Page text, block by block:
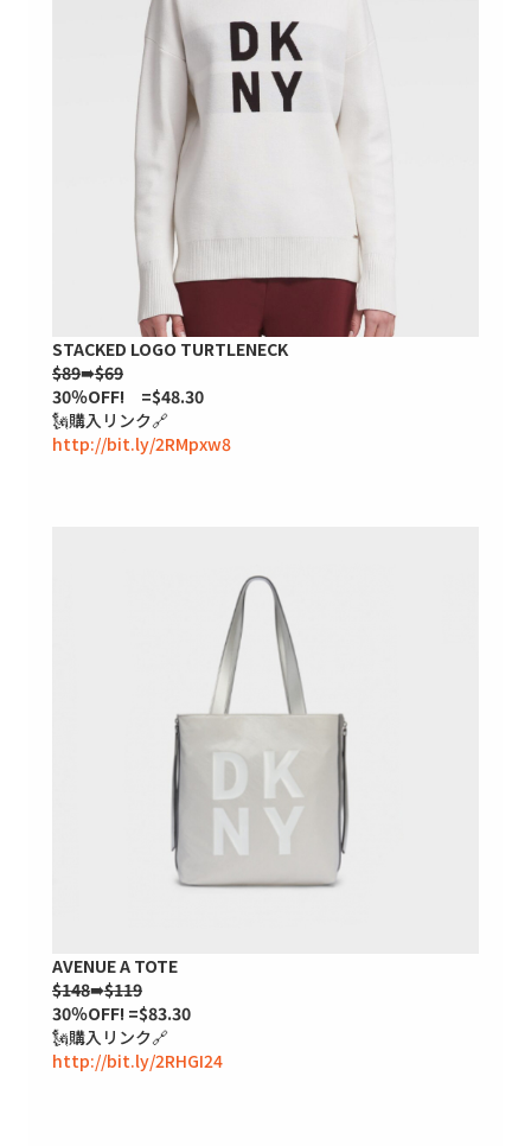
STACKED LOGO TURTLENECK
$89➠$69
30％OFF! =$48.30
🗽購入リンク🔗
http://bit.ly/2RMpxw8
AVENUE A TOTE
$148➠$119
30％OFF! =$83.30
🗽購入リンク🔗
http://bit.ly/2RHGI24